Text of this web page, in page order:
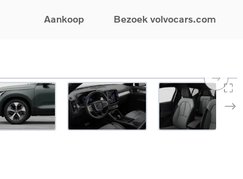
Aankoop
EX30
EX40
EC40
Elektrische auto's
Plug-inhybride auto's
Mild hybrid auto's
Bezoek volvocars.com
samen
aanbiedingen
Financieren
Verzekeringen
Boek een
Onderhoud &
Overname